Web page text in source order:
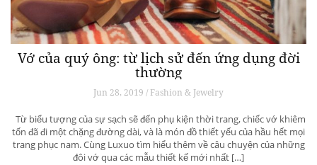
Vớ của quý ông: từ lịch sử đến ứng dụng đời
thường
Jun 28, 2019 / Fashion & Jewelry
Từ biểu tượng của sự sạch sẽ đến phụ kiện thời trang, chiếc vớ khiêm
tốn đã đi một chặng đường dài, và là món đồ thiết yếu của hầu hết mọi
trang phục nam. Cùng Luxuo tìm hiểu thêm về câu chuyện của những
đôi vớ qua các mẫu thiết kế mới nhất […]